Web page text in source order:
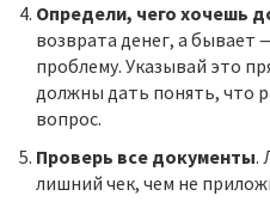
Определи, чего хочешь
возврата денег, а
проблему. Указывай это
должны дать понять, что
вопрос.
Проверь все документы.
лишний чек, чем не